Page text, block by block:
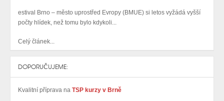
estival Brno – město uprostřed Evropy (BMUE) si letos vyžádá vyšší
počty hlídek, než tomu bylo kdykoli...
Celý článek...
DOPORUČUJEME:
Kvalitní příprava na TSP kurzy v Brně